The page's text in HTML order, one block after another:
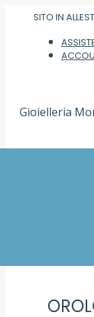
contenuti
SITO IN
Gioielleria